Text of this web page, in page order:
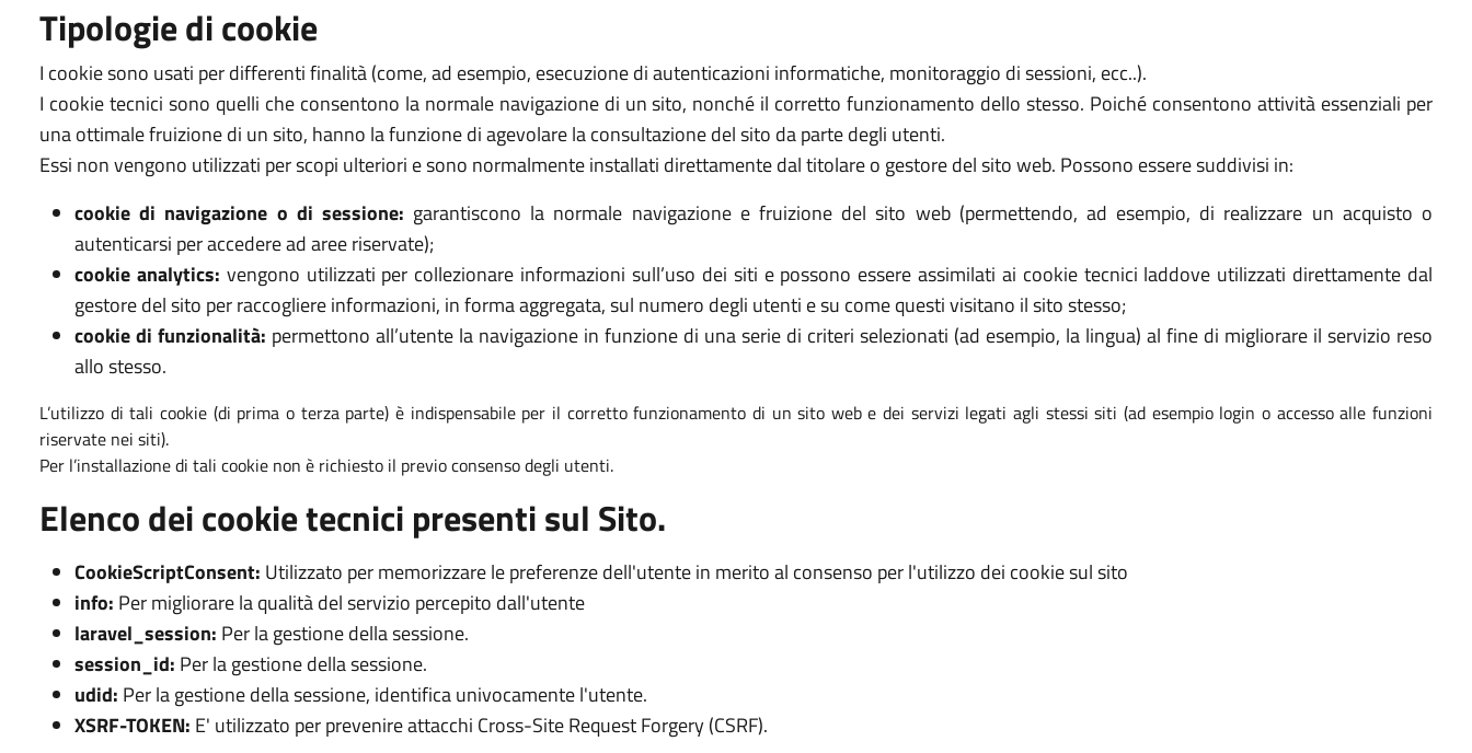
Tipologie di cookie
I cookie sono usati per differenti finalità (come, ad esempio, esecuzione di autenticazioni informatiche, monitoraggio di sessioni, ecc..).
I cookie tecnici sono quelli che consentono la normale navigazione di un sito, nonché il corretto funzionamento dello stesso. Poiché consentono attività essenziali per
una ottimale fruizione di un sito, hanno la funzione di agevolare la consultazione del sito da parte degli utenti.
Essi non vengono utilizzati per scopi ulteriori e sono normalmente installati direttamente dal titolare o gestore del sito web. Possono essere suddivisi in:
cookie di navigazione o di sessione: garantiscono la normale navigazione e fruizione del sito web (permettendo, ad esempio, di realizzare un acquisto o
autenticarsi per accedere ad aree riservate);
cookie analytics: vengono utilizzati per collezionare informazioni sull’uso dei siti e possono essere assimilati ai cookie tecnici laddove utilizzati direttamente dal
gestore del sito per raccogliere informazioni, in forma aggregata, sul numero degli utenti e su come questi visitano il sito stesso;
cookie di funzionalità: permettono all’utente la navigazione in funzione di una serie di criteri selezionati (ad esempio, la lingua) al fine di migliorare il servizio reso
allo stesso.
L’utilizzo di tali cookie (di prima o terza parte) è indispensabile per il corretto funzionamento di un sito web e dei servizi legati agli stessi siti (ad esempio login o accesso alle funzioni
riservate nei siti).
Per l’installazione di tali cookie non è richiesto il previo consenso degli utenti.
Elenco dei cookie tecnici presenti sul Sito.
CookieScriptConsent: Utilizzato per memorizzare le preferenze dell'utente in merito al consenso per l'utilizzo dei cookie sul sito
info: Per migliorare la qualità del servizio percepito dall'utente
laravel_session: Per la gestione della sessione.
session_id: Per la gestione della sessione.
udid: Per la gestione della sessione, identifica univocamente l'utente.
XSRF-TOKEN: E' utilizzato per prevenire attacchi Cross-Site Request Forgery (CSRF).